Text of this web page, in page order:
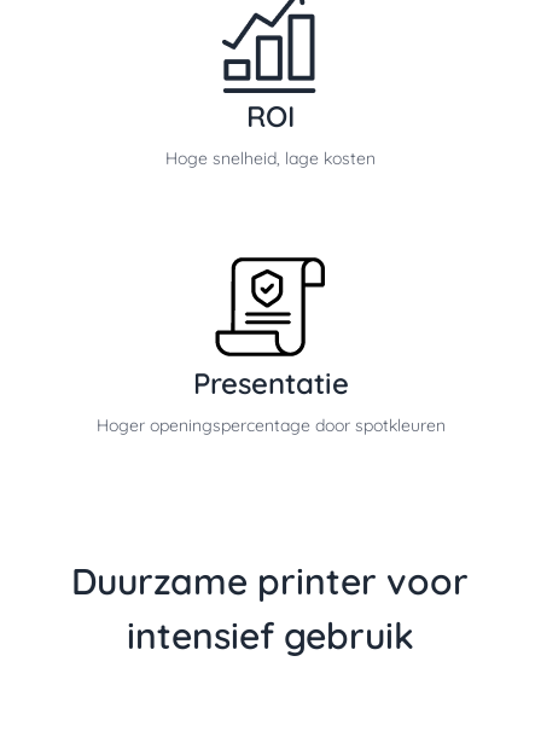
ROI
Hoge snelheid, lage kosten
Presentatie
Hoger openingspercentage door spotkleuren
Duurzame printer voor
intensief gebruik